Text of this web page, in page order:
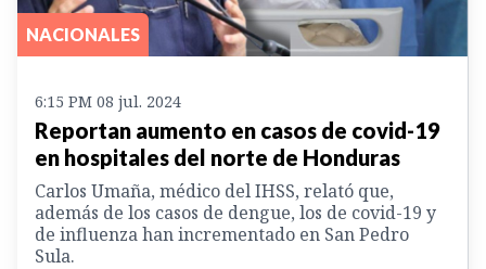
NACIONALES
6:15 PM 08 jul. 2024
Reportan aumento en casos de covid-19
en hospitales del norte de Honduras
Carlos Umaña, médico del IHSS, relató que,
además de los casos de dengue, los de covid-19 y
de influenza han incrementado en San Pedro
Sula.